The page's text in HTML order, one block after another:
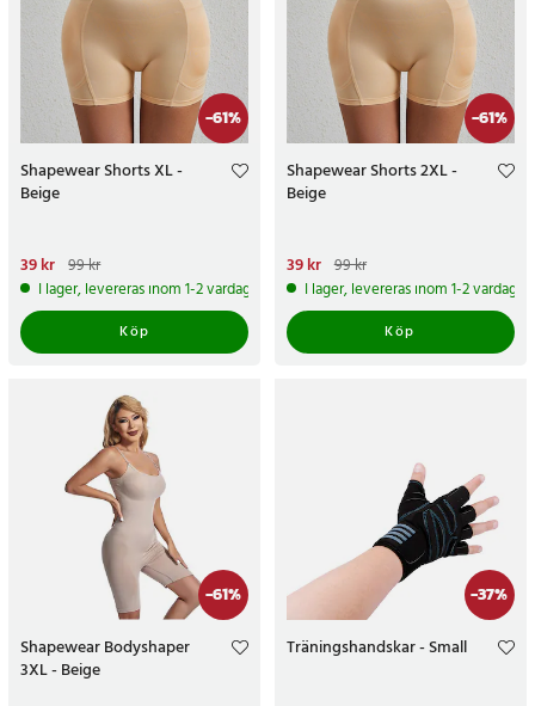
-61%
Shapewear Shorts XL -
Beige
Nuvarande pris
pris:99 kr
39 kr 99 kr
I lager, levereras inom 1-2 vardagar
Köp
-61%
Shapewear Shorts 2XL -
Beige
Nuvarande pris
pris:99 kr
39 kr 99 kr
I lager, levereras inom 1-2 vardagar
Köp
-61%
Shapewear Bodyshaper
3XL - Beige
-37%
Träningshandskar - Small